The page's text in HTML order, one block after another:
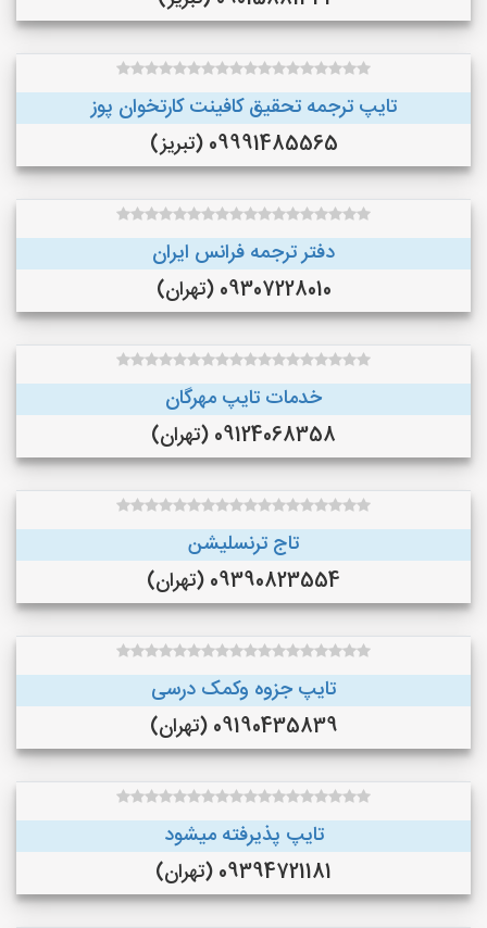
تایپ ترجمه تحقیق کافینت کارتخوان پوز
09991485565 (تبریز)
دفتر ترجمه فرانس ایران
09307228010 (تهران)
خدمات تایپ مهرگان
09124068358 (تهران)
تاج ترنسلیشن
09390823554 (تهران)
تایپ جزوه وکمک درسی
09190435839 (تهران)
تایپ پذیرفته میشود
09394721181 (تهران)